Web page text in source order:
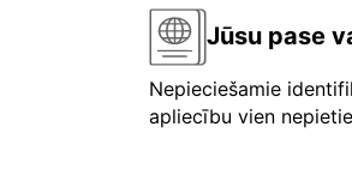
Jūsu pase
Nepieciešamie
apliecību vien